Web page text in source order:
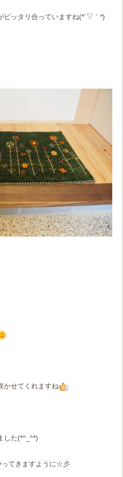
ピッタリ合っていますね(*´▽｀*)
かせてくれますね
した(*^_^*)
ってきますように☆彡